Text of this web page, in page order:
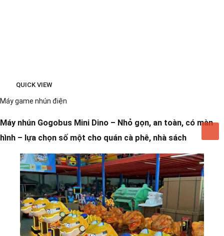
QUICK VIEW
Máy game nhún điện
Máy nhún Gogobus Mini Dino – Nhỏ gọn, an toàn, có màn
hình – lựa chọn số một cho quán cà phê, nhà sách